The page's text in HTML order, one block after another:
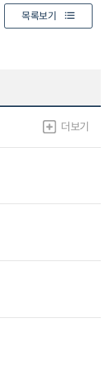
목록보기
더보기